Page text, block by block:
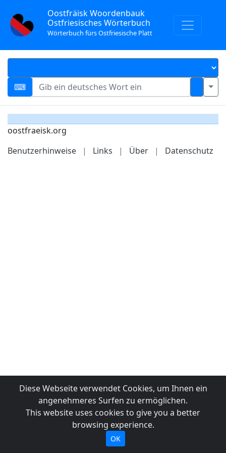
Oostfräisk Woordenbauk
Ostfriesisches Wörterbuch
Wörterbuch fürs Ostfriesische Platt
oostfraeisk.org
Benutzerhinweise
| Links | Über | Datenschutz
Diese Webseite verwendet Cookies, um Ihnen ein
angenehmeres Surfen zu ermöglichen.
This website uses cookies to give you a better
browsing experience.
OK